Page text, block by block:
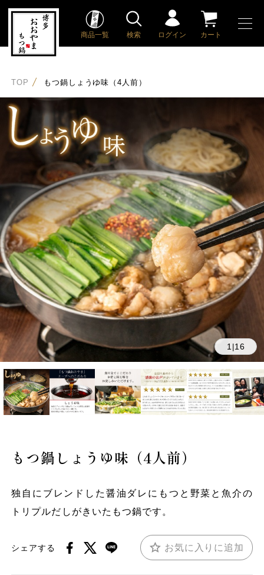
商品一覧 検索 ログイン カート
TOP もつ鍋しょうゆ味（4人前）
1 |16
もつ鍋しょうゆ味（4人前）
独自にブレンドした醤油ダレにもつと野菜と魚介の
トリプルだしがきいたもつ鍋です。
シェアする お気に入りに追加